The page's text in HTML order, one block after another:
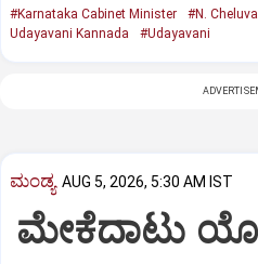
#Karnataka Cabinet Minister #N.
Udayavani Kannada
#Udayavani
ಮಂಡ್ಯ AUG 5, 2026, 5:30 AM IST
ಮೇಕೆದಾಟು